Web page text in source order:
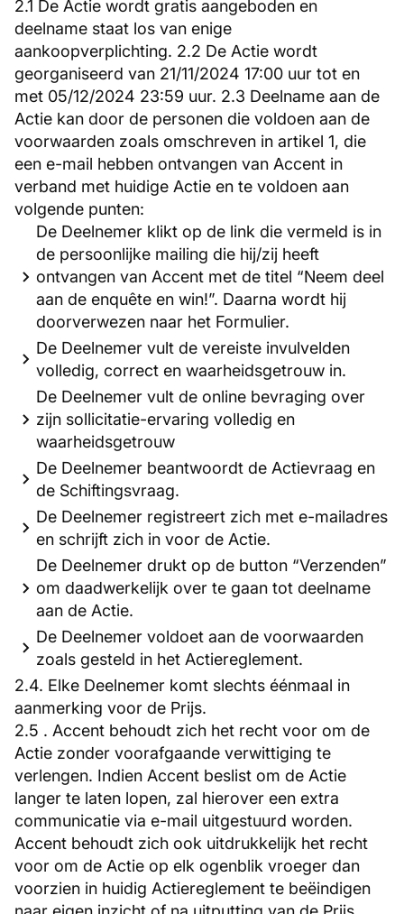
2.1 De Actie wordt gratis aangeboden en
deelname staat los van enige
aankoopverplichting. 2.2 De Actie wordt
georganiseerd van 21/11/2024 17:00 uur tot en
met 05/12/2024 23:59 uur. 2.3 Deelname aan de
Actie kan door de personen die voldoen aan de
voorwaarden zoals omschreven in artikel 1, die
een e-mail hebben ontvangen van Accent in
verband met huidige Actie en te voldoen aan
volgende punten:
De Deelnemer klikt op de link die vermeld is in
de persoonlijke mailing die hij/zij heeft
ontvangen van Accent met de titel “Neem deel
aan de enquête en win!”. Daarna wordt hij
doorverwezen naar het Formulier.
De Deelnemer vult de vereiste invulvelden
volledig, correct en waarheidsgetrouw in.
De Deelnemer vult de online bevraging over
zijn sollicitatie-ervaring volledig en
waarheidsgetrouw
De Deelnemer beantwoordt de Actievraag en
de Schiftingsvraag.
De Deelnemer registreert zich met e-mailadres
en schrijft zich in voor de Actie.
De Deelnemer drukt op de button “Verzenden”
om daadwerkelijk over te gaan tot deelname
aan de Actie.
De Deelnemer voldoet aan de voorwaarden
zoals gesteld in het Actiereglement.
2.4. Elke Deelnemer komt slechts éénmaal in
aanmerking voor de Prijs.
2.5 . Accent behoudt zich het recht voor om de
Actie zonder voorafgaande verwittiging te
verlengen. Indien Accent beslist om de Actie
langer te laten lopen, zal hierover een extra
communicatie via e-mail uitgestuurd worden.
Accent behoudt zich ook uitdrukkelijk het recht
voor om de Actie op elk ogenblik vroeger dan
voorzien in huidig Actiereglement te beëindigen